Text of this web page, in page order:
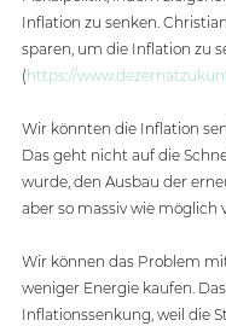
Inflation zu senken.
sparen, um die Inflation zu
( https://
Wir könnten die Inflation
Das geht nicht auf die
wurde, den Ausbau der
aber so massiv wie möglich
Wir können das Problem
weniger Energie kaufen.
Inflationssenkung, weil die